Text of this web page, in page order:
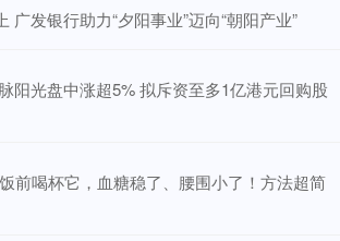
广发银行助力“夕阳事业”迈向“朝阳产业”
阳光盘中涨超5% 拟斥资至多1亿港元回购股
前喝杯它，血糖稳了、腰围小了！方法超简